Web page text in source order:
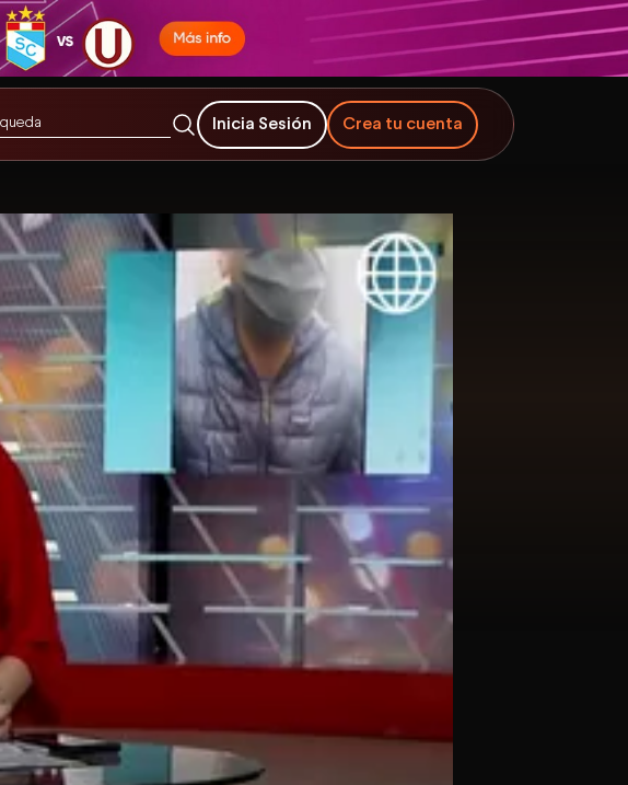
Inicia Sesión Crea tu cuenta